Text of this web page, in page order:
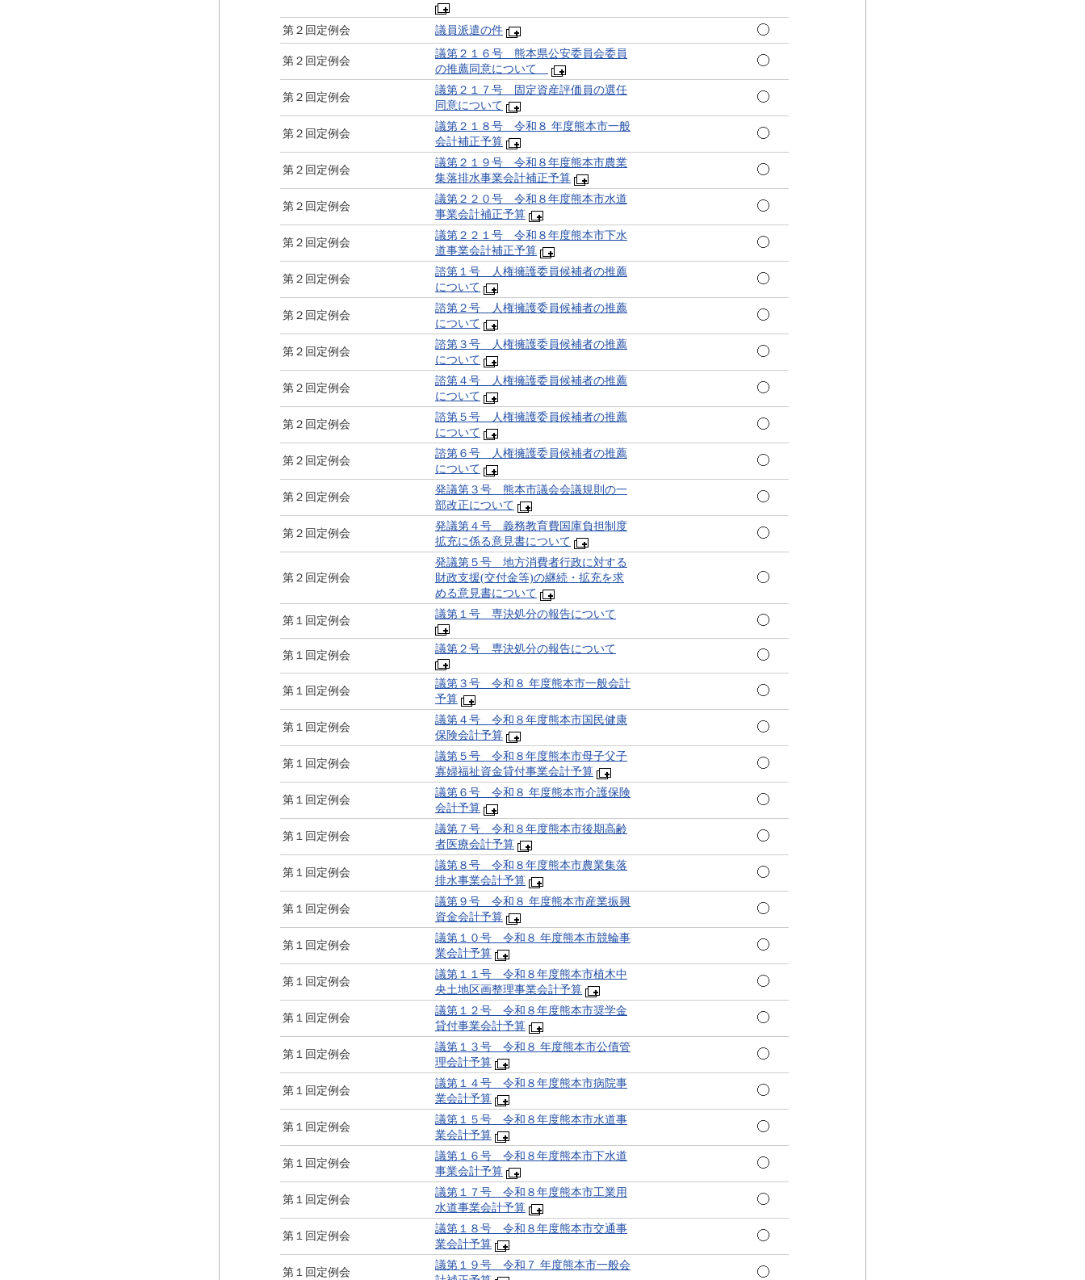
第２回定例会 議員派遣の件
第２回定例会
議第２１６号 熊本県公安委員会委員
の推薦同意について
第２回定例会
議第２１７号 固定資産評価員の選任
同意について
第２回定例会
議第２１８号 令和８ 年度熊本市一般
会計補正予算
第２回定例会
議第２１９号 令和８年度熊本市農業
集落排水事業会計補正予算
第２回定例会
議第２２０号 令和８年度熊本市水道
事業会計補正予算
第２回定例会
議第２２１号 令和８年度熊本市下水
道事業会計補正予算
第２回定例会
諮第１号 人権擁護委員候補者の推薦
について
第２回定例会
諮第２号 人権擁護委員候補者の推薦
について
第２回定例会
諮第３号 人権擁護委員候補者の推薦
について
第２回定例会
諮第４号 人権擁護委員候補者の推薦
について
第２回定例会
諮第５号 人権擁護委員候補者の推薦
について
第２回定例会
諮第６号 人権擁護委員候補者の推薦
について
第２回定例会
発議第３号 熊本市議会会議規則の一
部改正について
第２回定例会
発議第４号 義務教育費国庫負担制度
拡充に係る意見書について
第２回定例会
発議第５号 地方消費者行政に対する
財政支援(交付金等)の継続・拡充を求
める意見書について
第１回定例会
議第１号 専決処分の報告について
第１回定例会
議第２号 専決処分の報告について
第１回定例会
議第３号 令和８ 年度熊本市一般会計
予算
第１回定例会
議第４号 令和８年度熊本市国民健康
保険会計予算
第１回定例会
議第５号 令和８年度熊本市母子父子
寡婦福祉資金貸付事業会計予算
第１回定例会
議第６号 令和８ 年度熊本市介護保険
会計予算
第１回定例会
議第７号 令和８年度熊本市後期高齢
者医療会計予算
第１回定例会
議第８号 令和８年度熊本市農業集落
排水事業会計予算
第１回定例会
議第９号 令和８ 年度熊本市産業振興
資金会計予算
第１回定例会
議第１０号 令和８ 年度熊本市競輪事
業会計予算
第１回定例会
議第１１号 令和８年度熊本市植木中
央土地区画整理事業会計予算
第１回定例会
議第１２号 令和８年度熊本市奨学金
貸付事業会計予算
第１回定例会
議第１３号 令和８ 年度熊本市公債管
理会計予算
第１回定例会
議第１４号 令和８年度熊本市病院事
業会計予算
第１回定例会
議第１５号 令和８年度熊本市水道事
業会計予算
第１回定例会
議第１６号 令和８年度熊本市下水道
事業会計予算
第１回定例会
議第１７号 令和８年度熊本市工業用
水道事業会計予算
第１回定例会
議第１８号 令和８年度熊本市交通事
業会計予算
第１回定例会
議第１９号 令和７ 年度熊本市一般会